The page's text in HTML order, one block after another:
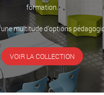
formation.
multitude d’options
VOIR LA COLLECTION